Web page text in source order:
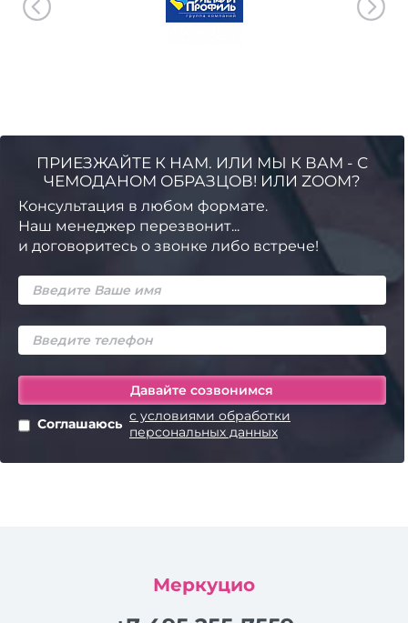
ПРИЕЗЖАЙТЕ К НАМ. ИЛИ МЫ К ВАМ - С
ЧЕМОДАНОМ ОБРАЗЦОВ! ИЛИ ZOOM?
Консультация в любом формате.
Наш менеджер перезвонит...
и договоритесь о звонке либо встрече!
Соглашаюсь с условиями обработки
персональных данных
Меркуцио